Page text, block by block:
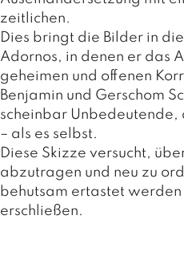
zeitlichen.
Dies bringt die Bilder in
Adornos, in denen er das
geheimen und offenen
Benjamin und Gerschom
scheinbar Unbedeutende,
– als es selbst.
Diese Skizze versucht,
abzutragen und neu zu
behutsam ertastet
erschließen.